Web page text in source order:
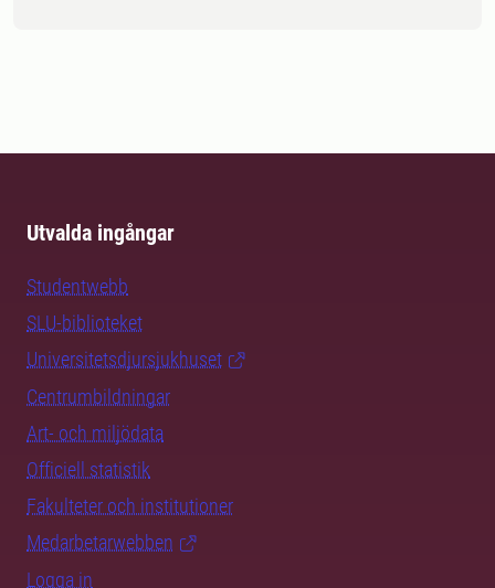
Utvalda ingångar
Studentwebb
SLU-biblioteket
Universitetsdjursjukhuset
Centrumbildningar
Art- och miljödata
Officiell statistik
Fakulteter och institutioner
Medarbetarwebben
Logga in